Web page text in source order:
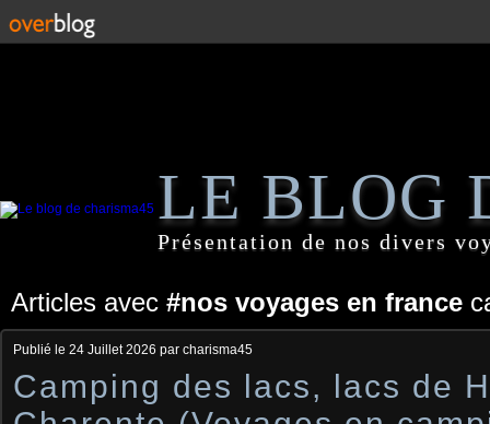
LE BLOG
Présentation de nos divers
Articles avec #nos voyages en france
Publié le 24 Juillet 2026 par charisma45
Camping des lacs, lacs de